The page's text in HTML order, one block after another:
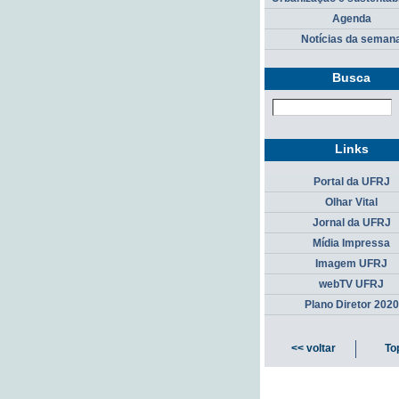
Agenda
Notícias da
Busca
Links
Portal da UFRJ
Olhar Vital
Jornal da UFRJ
Mídia Impressa
Imagem UFRJ
webTV UFRJ
Plano Diretor 2020
<< voltar